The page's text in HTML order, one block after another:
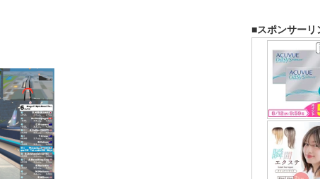
■スポンサーリ